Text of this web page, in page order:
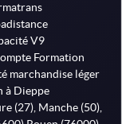
V9
Formation
marchandise léger
à Dieppe
(27), Manche (50),